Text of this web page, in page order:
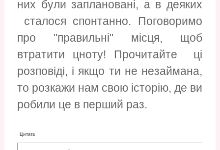
них були заплановані, а в деяких
сталося спонтанно. Поговоримо
про "правильні" місця, щоб
втратити цноту! Прочитайте ці
розповіді, і якщо ти не незаймана,
то розкажи нам свою історію, де ви
робили це в перший раз.
Цитата